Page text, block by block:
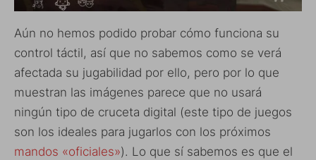
Aún no hemos podido probar cómo funciona su
control táctil, así que no sabemos como se verá
afectada su jugabilidad por ello, pero por lo que
muestran las imágenes parece que no usará
ningún tipo de cruceta digital (este tipo de juegos
son los ideales para jugarlos con los próximos
mandos «oficiales»). Lo que sí sabemos es que el